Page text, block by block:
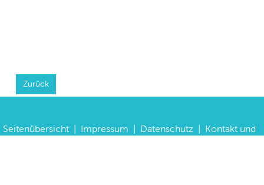
Zurück
Seitenübersicht Impressum Datenschutz
Kontakt und